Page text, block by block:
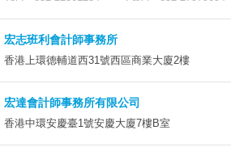
宏志班利會計師事務所
香港上環德輔道西31號西區商業大廈2樓
宏達會計師事務所有限公司
香港中環安慶臺1號安慶大廈7樓B室